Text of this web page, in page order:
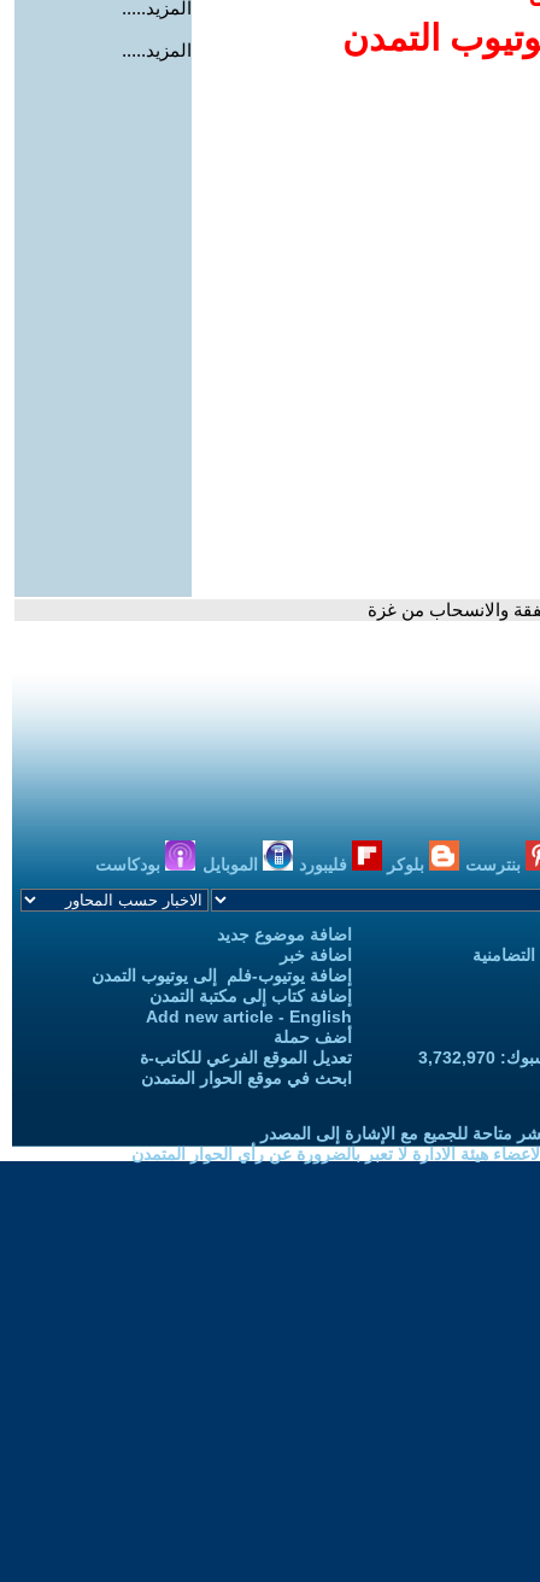
التمدن
المزيد.....
المزيد.....
والانسحاب من غزة
بنترست بلوكر فليبورد الموبايل بودكاست
اضافة موضوع جديد
اضافة خبر
إضافة يوتيوب-فلم إلى يوتيوب التمدن
إضافة كتاب إلى مكتبة التمدن
Add new article - English
أضف حملة
تعديل الموقع الفرعي للكاتب-ة
ابحث في موقع الحوار المتمدن
متاحة للجميع مع الإشارة إلى المصدر
هيئة الادارة لا تعبر بالضرورة عن رأي الحوار المتمدن